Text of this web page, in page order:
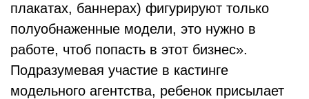
плакатах, баннерах) фигурируют только
полуобнаженные модели, это нужно в
работе, чтоб попасть в этот бизнес».
Подразумевая участие в кастинге
модельного агентства, ребенок присылает